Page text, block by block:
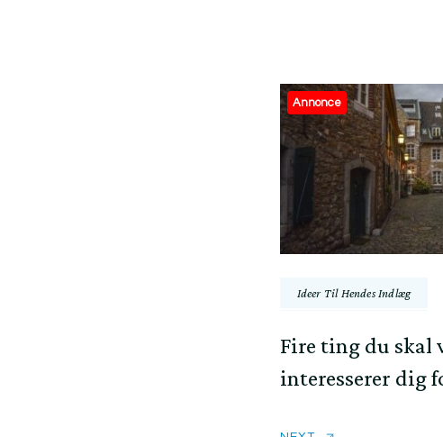
Annonce
Ideer Til Hendes Indlæg
Fire ting du skal
interesserer dig